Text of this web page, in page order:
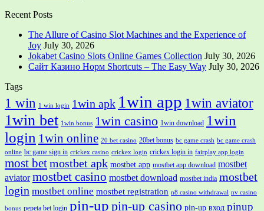
Recent Posts
The Allure of Casino Slot Machines and the Experience of
Joy July 30, 2026
Jokabet Casino Slots Online Games Collection July 30, 2026
Сайт Казино Норм Shortcuts – The Easy Way July 30, 2026
Tags
1 win 1 win login 1win apk 1win app 1win aviator
1win bet 1win bonus 1win casino 1win download 1win
login 1win online 20 bet casino 20bet bonus bc game crash bc game crash
online bc game sign in crickex casino crickex login crickex login in fairplay app login
most betmostbet apk mostbet app mostbet app download mostbet
aviator mostbet casino mostbet download mostbet india mostbet
login mostbet online mostbet registration n8 casino withdrawal nv casino
bonus pepeta bet login pin-up pin-up casino pin-up вход pinup